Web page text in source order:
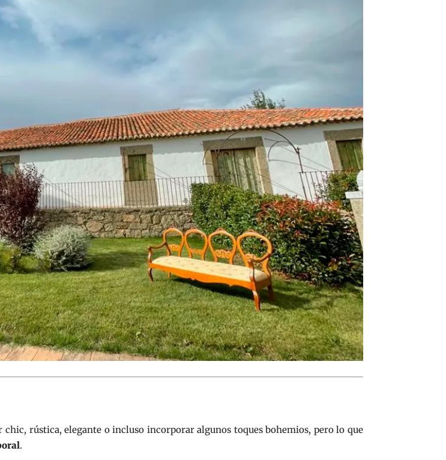
chic, rústica, elegante o incluso incorporar algunos toques bohemios, pero lo que
.